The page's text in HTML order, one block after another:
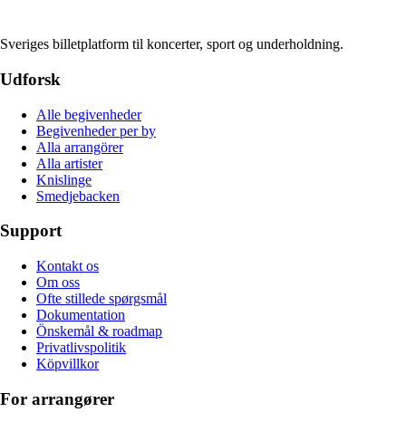
Sveriges billetplatform til koncerter, sport og underholdning.
Udforsk
Alle begivenheder
Begivenheder per by
Alla arrangörer
Alla artister
Knislinge
Smedjebacken
Support
Kontakt os
Om oss
Ofte stillede spørgsmål
Dokumentation
Önskemål & roadmap
Privatlivspolitik
Köpvillkor
For arrangører